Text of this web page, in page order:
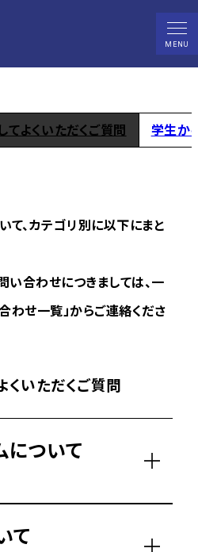
MENU
質問
てよくいただくご質問 学生か
て、カテゴリ別に以下にまと
合わせにつきましては、一
わせ一覧」からご連絡くださ
くいただくご質問
について
て